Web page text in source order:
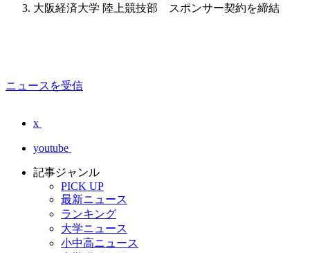
大阪経済大学 陸上競技部 スポンサー契約を締結
ニュースを受信
x
youtube
記事ジャンル
PICK UP
最新ニュース
ランキング
大学ニュース
小中高ニュース